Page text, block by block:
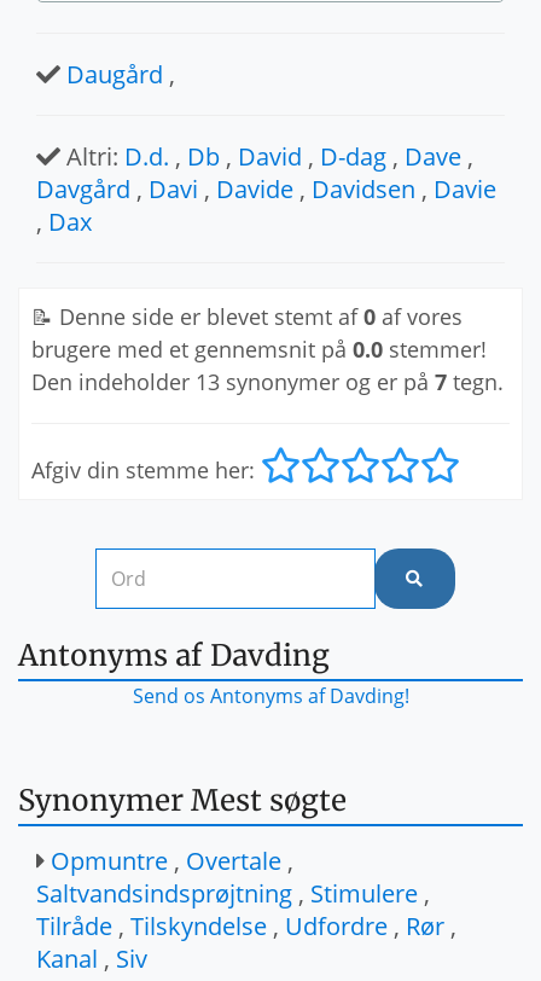
Daugård ,
Altri: D.d. , Db , David , D-dag , Dave ,
Davgård , Davi , Davide , Davidsen , Davie
, Dax
📝 Denne side er blevet stemt af0 af vores
brugere med et gennemsnit på 0.0 stemmer!
Den indeholder 13 synonymer og er på 7 tegn.
Afgiv din stemme her:
Antonyms af Davding
Send os Antonyms af Davding!
Synonymer Mest søgte
Opmuntre , Overtale ,
Saltvandsindsprøjtning , Stimulere ,
Tilråde , Tilskyndelse , Udfordre , Rør ,
Kanal , Siv